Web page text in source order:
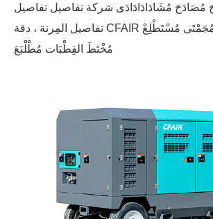
مُشَادَادَادَادَى شركة تفاصيل تفاصيل
تفاصيل المِرنة ، دقة CFAIR لملامات مُجْمْجِمة مُجَمْتَى مُسْتَطْلِعْ
مُخْتَطَ القِطْبَات مُطْلْبَعَ